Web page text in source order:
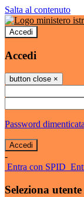
Salta al contenuto
Accedi
Accedi
button close ×
Password
-
Entra con SPID
Seleziona utente